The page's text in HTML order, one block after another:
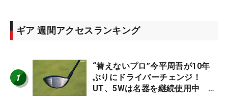
ギア 週間アクセスランキング
1
“替えないプロ”今平周吾が10年
ぶりにドライバーチェンジ！
UT、5Wは名器を継続使用中 #